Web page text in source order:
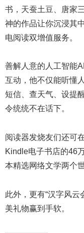
书，天蚕土豆、唐家
神的作品让你沉浸其
电阅读双增值服务。
善解人意的人工智能
互动，他不仅能听懂
短信、查天气、设提
令统统不在话下。
阅读器发烧友们还可
Kindle电子书店的46
本精选网络文学两个
此外，更有“汉字风云
美礼物赢到手软。